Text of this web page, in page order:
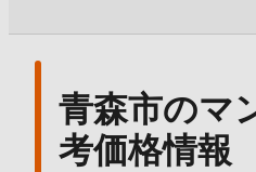
青森市のマ
考価格情報